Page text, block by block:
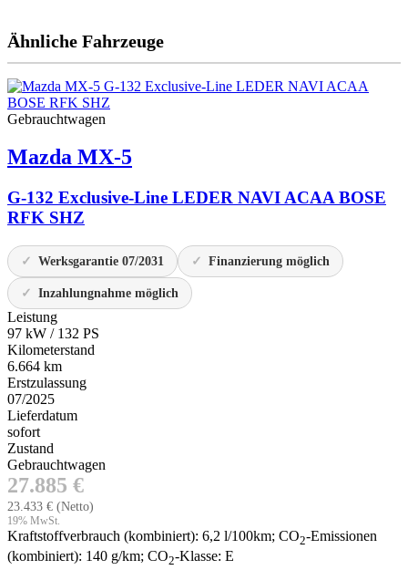
Ähnliche Fahrzeuge
Gebrauchtwagen
Mazda MX-5
G-132 Exclusive-Line LEDER NAVI ACAA BOSE
RFK SHZ
Werksgarantie 07/2031 Finanzierung möglich
Inzahlungnahme möglich
Leistung
97 kW / 132 PS
Kilometerstand
6.664 km
Erstzulassung
07/2025
Lieferdatum
sofort
Zustand
Gebrauchtwagen
27.885 €
23.433 € (Netto)
19% MwSt.
Kraftstoffverbrauch (kombiniert): 6,2 l/100km; CO2-Emissionen
(kombiniert): 140 g/km; CO2-Klasse: E